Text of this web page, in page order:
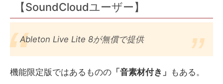
【SoundCloudユーザー】
Ableton Live Lite 8が無償で提供
機能限定版ではあるものの 「音素材付き」 もある。